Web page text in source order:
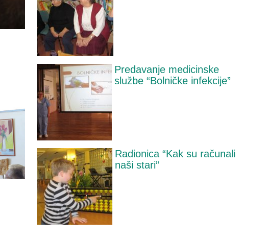
Predavanje medicinske
službe “Bolničke infekcije”
Radionica “Kak su računali
naši stari”